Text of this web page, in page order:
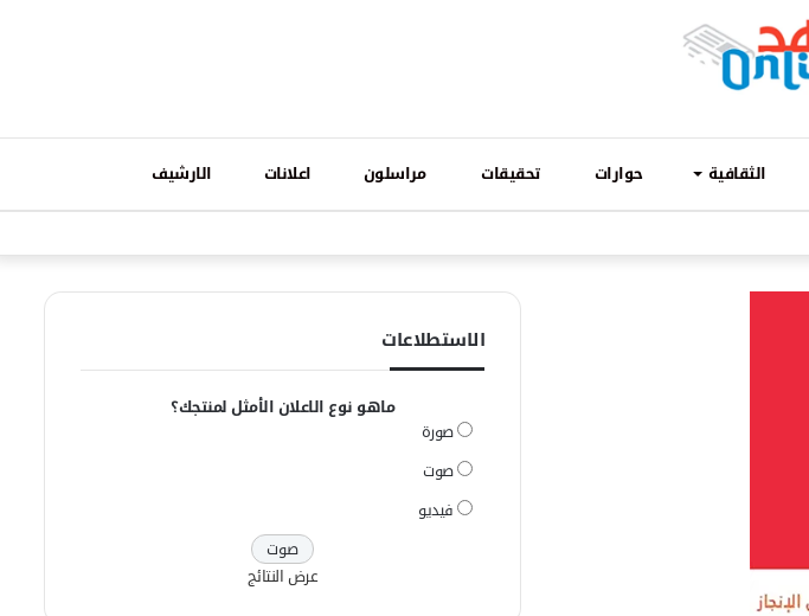
الثقافية حوارات تحقيقات مراسلون اعلانات الارشيف
الاستطلاعات
ماهو نوع الاعلان الأمثل لمنتجك؟
صورة
صوت
فيديو
عرض النتائج